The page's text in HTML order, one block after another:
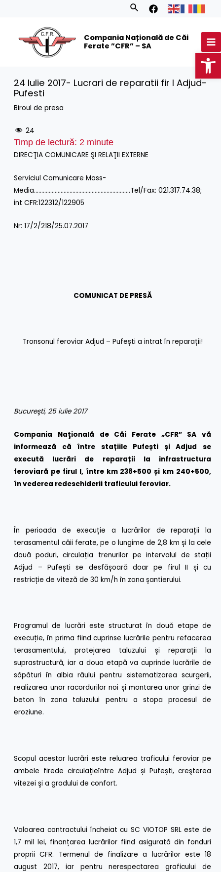
Search
Compania Națională de Căi
Ferate ”CFR” – SA
24 Iulie 2017- Lucrari de reparatii fir I Adjud-
Pufesti
Biroul de presa
24
Timp de lectură: 2 minute
DIRECŢIA COMUNICARE ŞI RELAŢII EXTERNE
Serviciul Comunicare Mass-
Media………………………………………………………..Tel/Fax: 021.317.74.38;
int CFR:122312/122905
Nr: 17/2/218/25.07.2017
COMUNICAT DE PRESĂ
Tronsonul feroviar Adjud – Pufești a intrat în reparații!
Bucureşti, 25 iulie 2017
Compania Naţională de Căi Ferate „CFR” SA vă
informează că între stațiile Pufești și Adjud se
execută lucrări de reparații la infrastructura
feroviară pe firul I, între km 238+500 și km 240+500,
în vederea redeschiderii traficului feroviar.
În perioada de execuție a lucrărilor de reparații la
terasamentul căii ferate, pe o lungime de 2,8 km și la cele
două poduri, circulația trenurilor pe intervalul de stații
Adjud – Pufești se desfășoară doar pe firul II și cu
restricție de viteză de 30 km/h în zona șantierului.
Programul de lucrări este structurat în două etape de
execuție, în prima fiind cuprinse lucrările pentru refacerea
terasamentului, protejarea taluzului și reparații la
suprastructură, iar a doua etapă va cuprinde lucrările de
săpături în albia râului pentru sistematizarea scurgerii,
realizarea unor racordurilor noi și montarea unor grinzi de
beton în zona taluzului pentru a stopa procesul de
eroziune.
Scopul acestor lucrări este reluarea traficului feroviar pe
ambele firede circulaţieîntre Adjud și Pufești, creşterea
vitezei şi a gradului de confort.
Valoarea contractului încheiat cu SC VIOTOP SRL este de
1,7 mil lei, finanțarea lucrărilor fiind asigurată din fonduri
proprii CFR. Termenul de finalizare a lucrărilor este 18
august 2017, iar pentru nerespectarea graficului de